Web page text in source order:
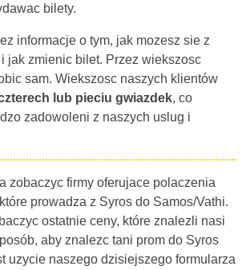
bilety.
informacje o tym, jak mozesz sie z
jak zmienic bilet. Przez wiekszosc
sam. Wiekszosc naszych klientów
lub pieciu gwiazdek, co
zadowoleni z naszych uslug i
zobaczyc firmy oferujace polaczenia
prowadza z Syros do Samos/Vathi.
ostatnie ceny, które znalezli nasi
aby znalezc tani prom do Syros
uzycie naszego dzisiejszego formularza